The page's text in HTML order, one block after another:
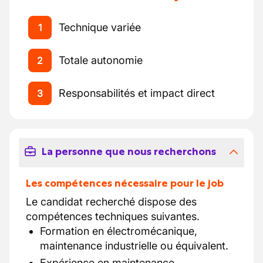
1 Technique variée
2 Totale autonomie
3 Responsabilités et impact direct
La personne que nous recherchons
Les compétences nécessaire pour le job
Le candidat recherché dispose des
compétences techniques suivantes.
Formation en électromécanique,
maintenance industrielle ou équivalent.